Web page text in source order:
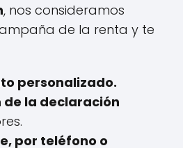
, nos consideramos
de la renta y te
personalizado.
de la declaración
por teléfono o